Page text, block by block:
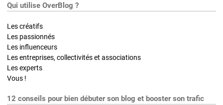
Qui utilise OverBlog ?
Les créatifs
Les passionnés
Les influenceurs
Les entreprises, collectivités et associations
Les experts
Vous !
12 conseils pour bien débuter son blog et booster son trafic